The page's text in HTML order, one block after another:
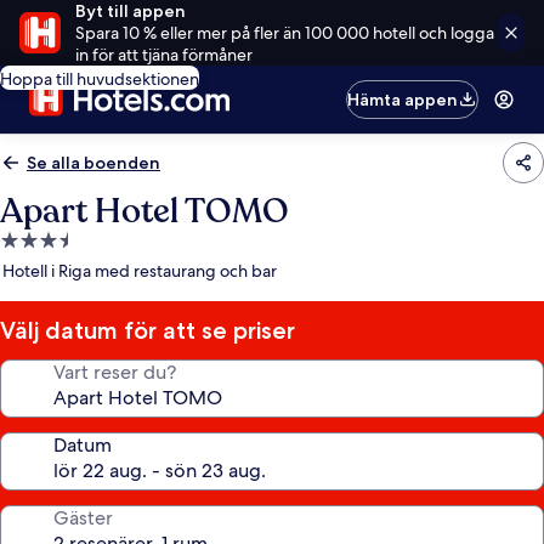
Byt till appen
Spara 10 % eller mer på fler än 100 000 hotell och logga
in för att tjäna förmåner
Hoppa till huvudsektionen
Hämta appen
Se alla boenden
Apart Hotel TOMO
3.5-
stjärnigt
Hotell i Riga med restaurang och bar
Välj datum för att se priser
Vart reser du?
Datum
Gäster